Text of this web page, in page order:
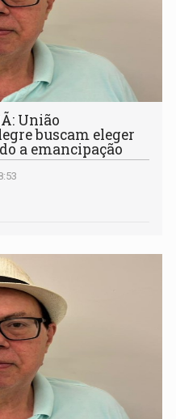
União
buscam eleger
a emancipação